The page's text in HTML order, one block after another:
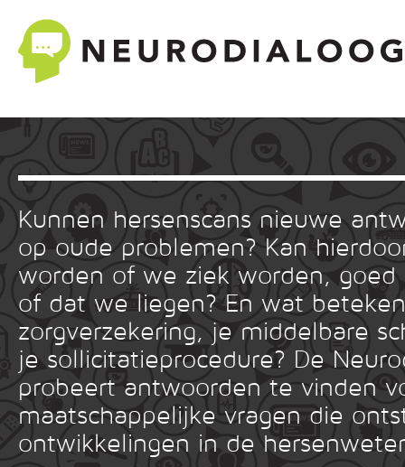
Kunnen hersenscans nieuwe
op oude problemen? Kan
worden of we ziek worden, goed
of dat we liegen? En wat
zorgverzekering, je middelbare
je sollicitatieprocedure? De
probeert antwoorden te vinden
maatschappelijke vragen die
ontwikkelingen in de